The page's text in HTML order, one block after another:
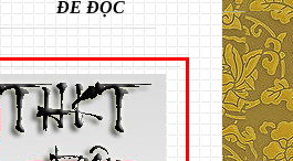
ĐỂ ĐỌC